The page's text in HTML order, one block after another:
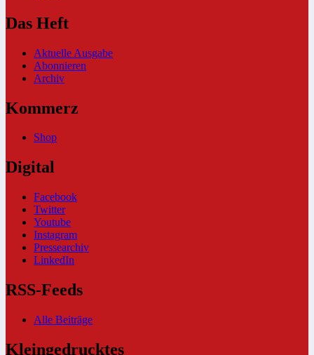
Das Heft
Aktuelle Ausgabe
Abonnieren
Archiv
Kommerz
Shop
Digital
Facebook
Twitter
Youtube
Instagram
Pressearchiv
LinkedIn
RSS-Feeds
Alle Beiträge
Kleingedrucktes